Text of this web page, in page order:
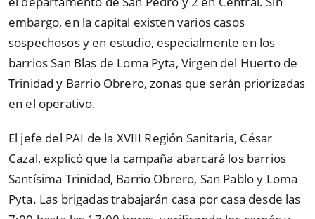
embargo, en la capital existen varios casos
sospechosos y en estudio, especialmente en los
barrios San Blas de Loma Pyta, Virgen del Huerto de
Trinidad y Barrio Obrero, zonas que serán priorizadas
en el operativo.
El jefe del PAI de la XVIII Región Sanitaria, César
Cazal, explicó que la campaña abarcará los barrios
Santísima Trinidad, Barrio Obrero, San Pablo y Loma
Pyta. Las brigadas trabajarán casa por casa desde las